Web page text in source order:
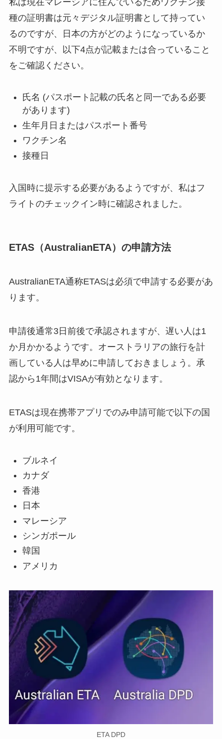
種の証明書は元々デジタル証明書として持ってい
るのですが、日本の方がどのようになっているか
不明ですが、以下4点が記載または合っていること
をご確認ください。
氏名 (パスポート記載の氏名と同一である必要
があります)
生年月日またはパスポート番号
ワクチン名
接種日
入国時に提示する必要があるようですが、私はフ
ライトのチェックイン時に確認されました。
ETAS（AustralianETA）の申請方法
AustralianETA通称ETASは必須で申請する必要があ
ります。
申請後通常3日前後で承認されますが、遅い人は1
か月かかるようです。オーストラリアの旅行を計
画している人は早めに申請しておきましょう。承
認から1年間はVISAが有効となります。
ETASは現在携帯アプリでのみ申請可能で以下の国
が利用可能です。
ブルネイ
カナダ
香港
日本
マレーシア
シンガポール
韓国
アメリカ
ETA DPD